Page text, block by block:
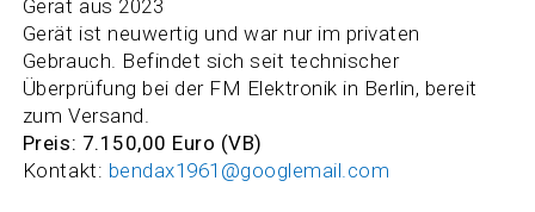
Gerät aus 2023
Gerät ist neuwertig und war nur im privaten
Gebrauch. Befindet sich seit technischer
Überprüfung bei der FM Elektronik in Berlin, bereit
zum Versand.
Preis: 7.150,00 Euro (VB)
Kontakt: bendax1961@googlemail.com